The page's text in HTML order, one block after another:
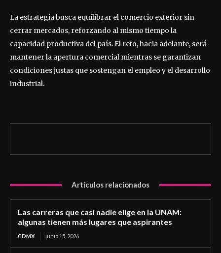
La estrategia busca equilibrar el comercio exterior sin
cerrar mercados, reforzando al mismo tiempo la
capacidad productiva del país. El reto, hacia adelante, será
mantener la apertura comercial mientras se garantizan
condiciones justas que sostengan el empleo y el desarrollo
industrial.
Artículos relacionados
Las carreras que casi nadie elige en la UNAM:
algunas tienen más lugares que aspirantes
CDMX junio 15, 2026